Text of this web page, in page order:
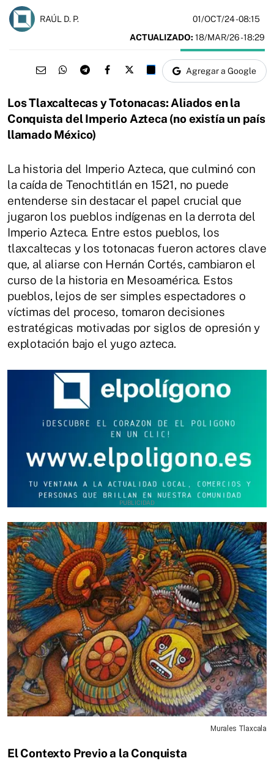
RAÚL D. P. 01/OCT/24- 08:15
ACTUALIZADO: 18/MAR/26 - 18:29
Agregar a Google
Los Tlaxcaltecas y Totonacas: Aliados en la
Conquista del Imperio Azteca (no existía un país
llamado México)
La historia del Imperio Azteca, que culminó con
la caída de Tenochtitlán en 1521, no puede
entenderse sin destacar el papel crucial que
jugaron los pueblos indígenas en la derrota del
Imperio Azteca. Entre estos pueblos, los
tlaxcaltecas y los totonacas fueron actores clave
que, al aliarse con Hernán Cortés, cambiaron el
curso de la historia en Mesoamérica. Estos
pueblos, lejos de ser simples espectadores o
víctimas del proceso, tomaron decisiones
estratégicas motivadas por siglos de opresión y
explotación bajo el yugo azteca.
Murales Tlaxcala
El Contexto Previo a la Conquista